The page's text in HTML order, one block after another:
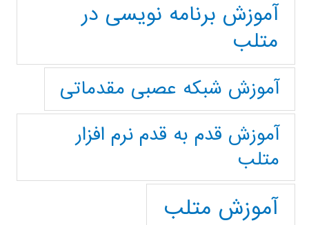
آموزش برنامه نویسی در
متلب
آموزش شبکه عصبی مقدماتی
آموزش قدم به قدم نرم افزار
متلب
آموزش متلب